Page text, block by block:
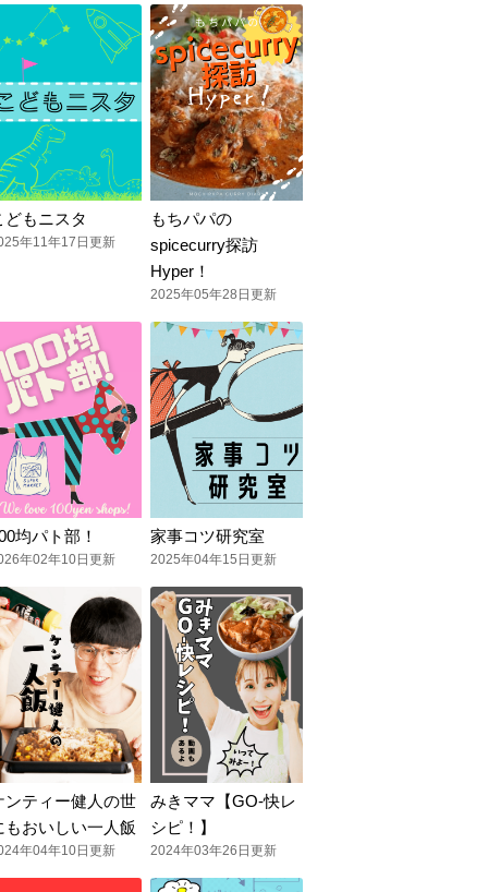
どもニスタ
年11年17日更新
もちパパの
spicecurry探訪
Hyper！
2025年05年28日更新
均パト部！
年02年10日更新
家事コツ研究室
2025年04年15日更新
ンティー健人の世
もおいしい一人飯
年04年10日更新
みきママ【GO-快レ
シピ！】
2024年03年26日更新